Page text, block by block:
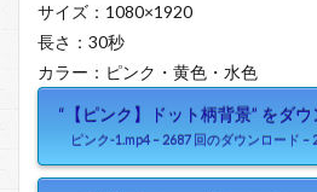
サイズ：1080×1920
長さ：30秒
カラー：ピンク・黄色・水色
“【ピンク】ドット柄背景” をダウ
ピンク-1.mp4 – 2687 回のダウンロード –